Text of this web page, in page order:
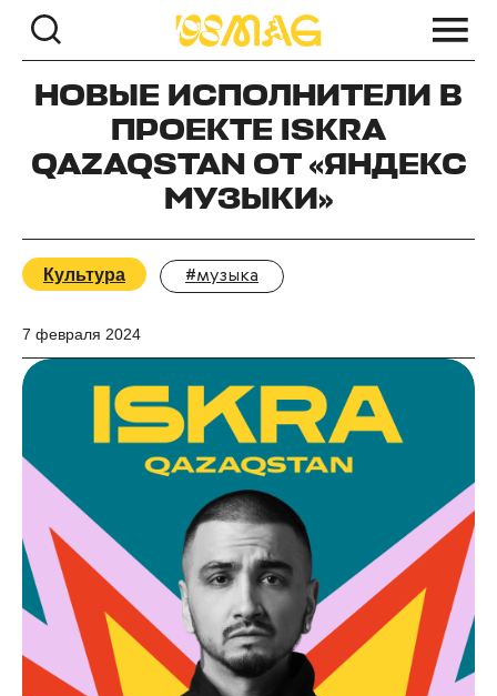
НОВЫЕ ИСПОЛНИТЕЛИ В
ПРОЕКТЕ ISKRA
QAZAQSTAN ОТ «ЯНДЕКС
МУЗЫКИ‎»
Культура #музыка
7 февраля 2024